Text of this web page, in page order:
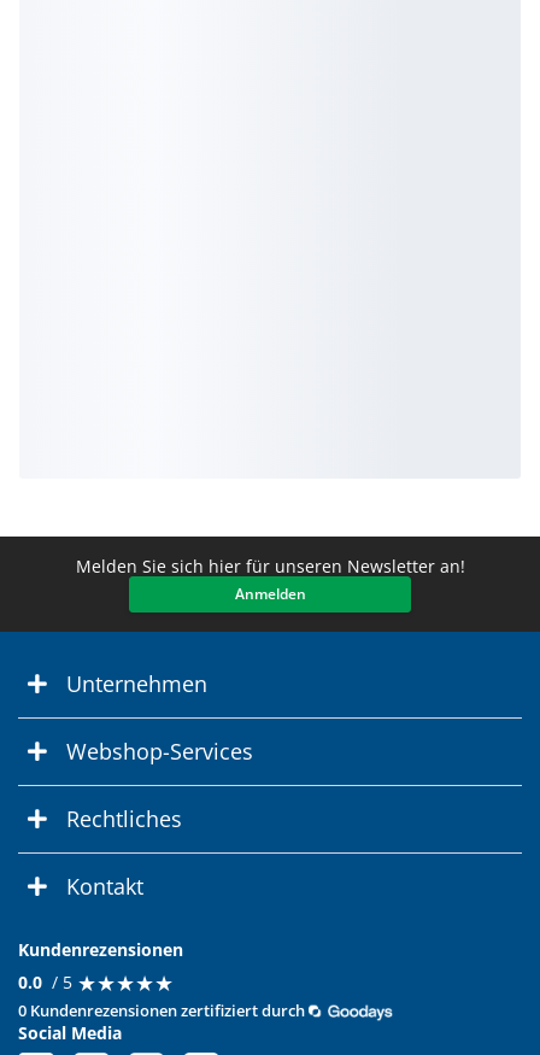
Melden Sie sich hier für unseren Newsletter an!
Anmelden
Unternehmen
Webshop-Services
Rechtliches
Kontakt
Kundenrezensionen
0.0 / 5 ★★★★★
★★★★★
0 Kundenrezensionen zertifiziert durch
Social Media